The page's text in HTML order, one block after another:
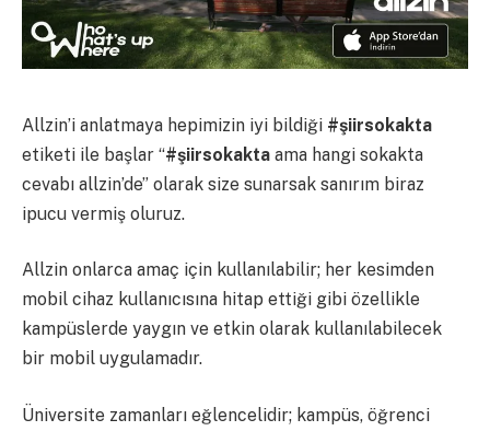
Allzin’i anlatmaya hepimizin iyi bildiği #şiirsokakta
etiketi ile başlar “#şiirsokakta ama hangi sokakta
cevabı allzin’de” olarak size sunarsak sanırım biraz
ipucu vermiş oluruz.
Allzin onlarca amaç için kullanılabilir; her kesimden
mobil cihaz kullanıcısına hitap ettiği gibi özellikle
kampüslerde yaygın ve etkin olarak kullanılabilecek
bir mobil uygulamadır.
Üniversite zamanları eğlencelidir; kampüs, öğrenci